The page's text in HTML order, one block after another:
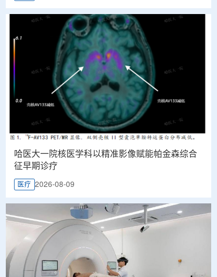
哈医大一院核医学科以精准影像赋能帕金森综合
征早期诊疗
医疗 2026-08-09